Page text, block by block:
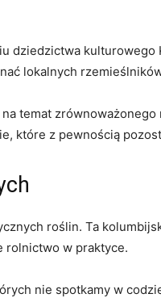
dziedzictwa
lokalnych
temat⁢
⁤które z pewnością
roślin. Ta⁢
rolnictwo w praktyce.
nie ​spotkamy w